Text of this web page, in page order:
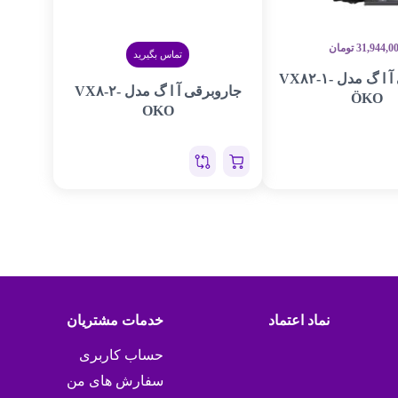
تومان
جاروبرقی آ ا گ مدل VX۸۲-۱-
ÖKO
تماس بگیرید
جاروبرقی آ ا گ مدل VX۸-۲-
OKO
نماد اعتماد خدمات مشتریان
حساب کاربری
سفارش های من